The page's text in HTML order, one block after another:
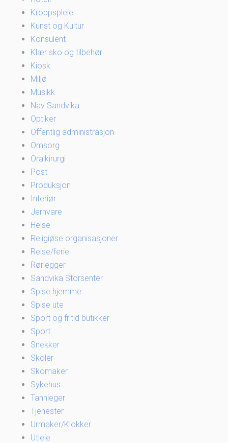
Kroppspleie
Kunst og Kultur
Konsulent
Klær sko og tilbehør
Kiosk
Miljø
Musikk
Nav Sandvika
Optiker
Offentlig administrasjon
Omsorg
Oralkirurgi
Post
Produksjon
Interiør
Jernvare
Helse
Religiøse organisasjoner
Reise/ferie
Rørlegger
Sandvika Storsenter
Spise hjemme
Spise ute
Sport og fritid butikker
Sport
Snekker
Skoler
Skomaker
Sykehus
Tannleger
Tjenester
Urmaker/Klokker
Utleie